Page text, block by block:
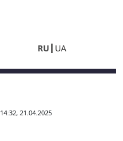
RU UA
14:32, 21.04.2025